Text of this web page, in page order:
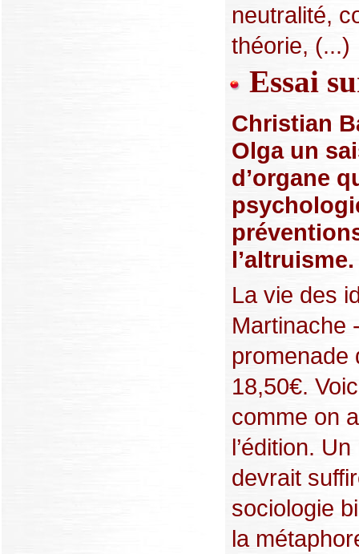
neutralité,
théorie, (...)
Essai
Christian
Olga un
d’organe
l’altruisme.
La vie des
Martinache
promenade
18,50€.
comme on
l’édition.
devrait
sociologie
la